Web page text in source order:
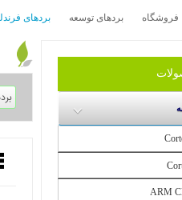
فروشگاه بردهای توسعه بردهای
ARM